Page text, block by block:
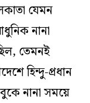
যেমন
নানা
তেমনই
হিন্দু-প্রধান
নানা সময়ে